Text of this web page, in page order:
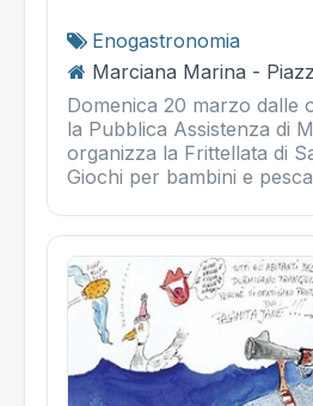
Enogastronomia
Marciana Marina -
Domenica 20 marzo dalle
la Pubblica Assistenza di
organizza la Frittellata di
Giochi per bambini e